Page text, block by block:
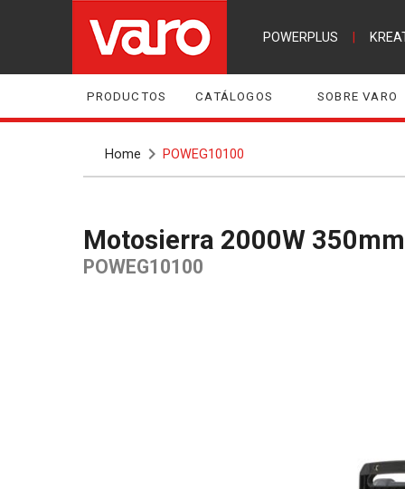
POWERPLUS
PRODUCTOS CATÁLOGOS SOBRE VARO
Home POWEG10100
Motosierra 2000W
POWEG10100